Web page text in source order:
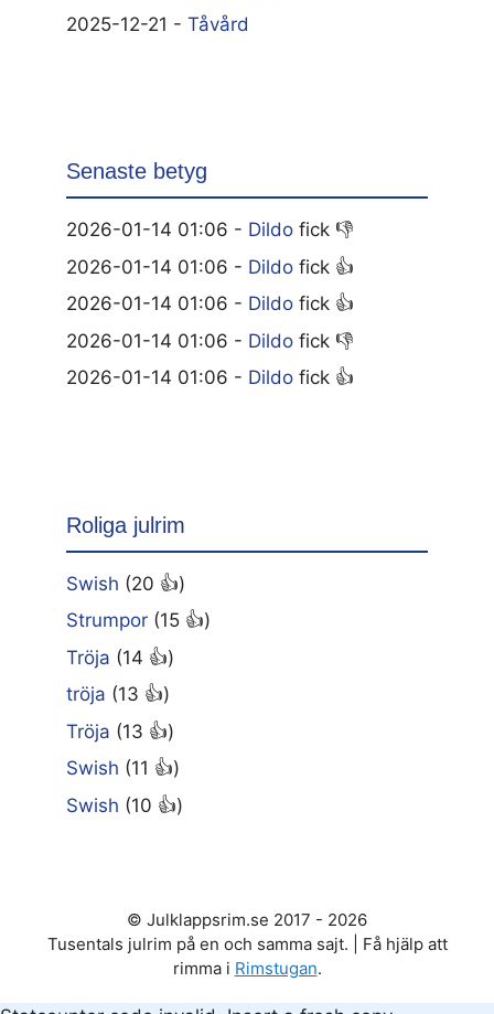
2025-12-21 - Tåvård
Senaste betyg
2026-01-14 01:06 - Dildo fick 👎
2026-01-14 01:06 - Dildo fick 👍
2026-01-14 01:06 - Dildo fick 👍
2026-01-14 01:06 - Dildo fick 👎
2026-01-14 01:06 - Dildo fick 👍
Roliga julrim
Swish (20 👍)
Strumpor (15 👍)
Tröja (14 👍)
tröja (13 👍)
Tröja (13 👍)
Swish (11 👍)
Swish (10 👍)
© Julklappsrim.se 2017 - 2026
Tusentals julrim på en och samma sajt. | Få hjälp att
rimma i Rimstugan.